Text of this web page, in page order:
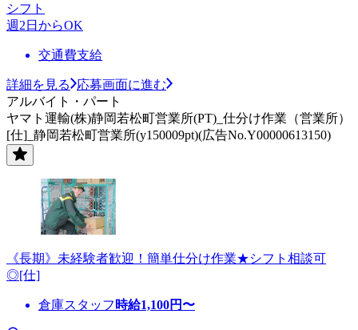
シフト
週2日からOK
交通費支給
詳細を見る
応募画面に進む
アルバイト・パート
ヤマト運輸(株)静岡若松町営業所(PT)_仕分け作業（営業所）
[仕]_静岡若松町営業所(y150009pt)(広告No.Y00000613150)
《長期》未経験者歓迎！簡単仕分け作業★シフト相談可
◎[仕]
倉庫スタッフ 時給1,100円〜